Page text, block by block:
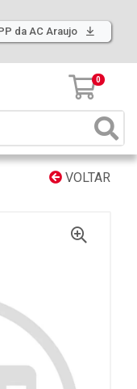
da AC Araujo
0
VOLTAR